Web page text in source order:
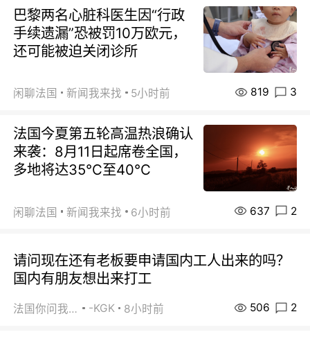
巴黎两名心脏科医生因“行政
手续遗漏”恐被罚10万欧元，
还可能被迫关闭诊所
闲聊法国 新闻我来找 5小时前 819 3
法国今夏第五轮高温热浪确认
来袭：8月11日起席卷全国，
多地将达35℃至40℃
闲聊法国 新闻我来找 6小时前 637 2
请问现在还有老板要申请国内工人出来的吗？
国内有朋友想出来打工
法国你问我答 -KGK 8小时前 506 2